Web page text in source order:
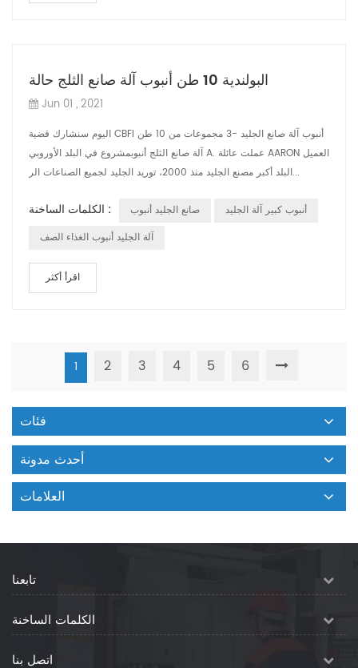
البولندية 10 طن أنبوب آلة صانع الثلج حالة
Jun 01 , 2021
اليوم سنشارك قضية CBFI أنبوب آلة صانع الجليد -3 مجموعات من 10 طن
آلة صانع الثلج أنبوبمشروع في البلد الأوروبي A. عملت عائلة AARON العميل
البلد أكبر مصنع الجليد منذ 2000، توريد الجليد لجميع الصناعات الر...
الكلمات الساخنة : صانع الجليد أنبوب
أنبوب كبير آلة الجليد
آلة الجليد أنبوب الغذاء الصف
اقرأ أكثر
1 2 3 4 5 6
فئات
أحدث مدونة
العلامات
تابعنا
الكلمات الساخنة
اتصل بنا